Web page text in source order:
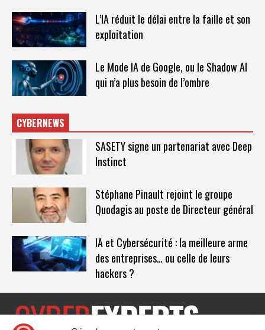
L’IA réduit le délai entre la faille et son
exploitation
Le Mode IA de Google, ou le Shadow AI
qui n’a plus besoin de l’ombre
CYBERNEWS
SASETY signe un partenariat avec Deep
Instinct
Stéphane Pinault rejoint le groupe
Quodagis au poste de Directeur général
IA et Cybersécurité : la meilleure arme
des entreprises… ou celle de leurs
hackers ?